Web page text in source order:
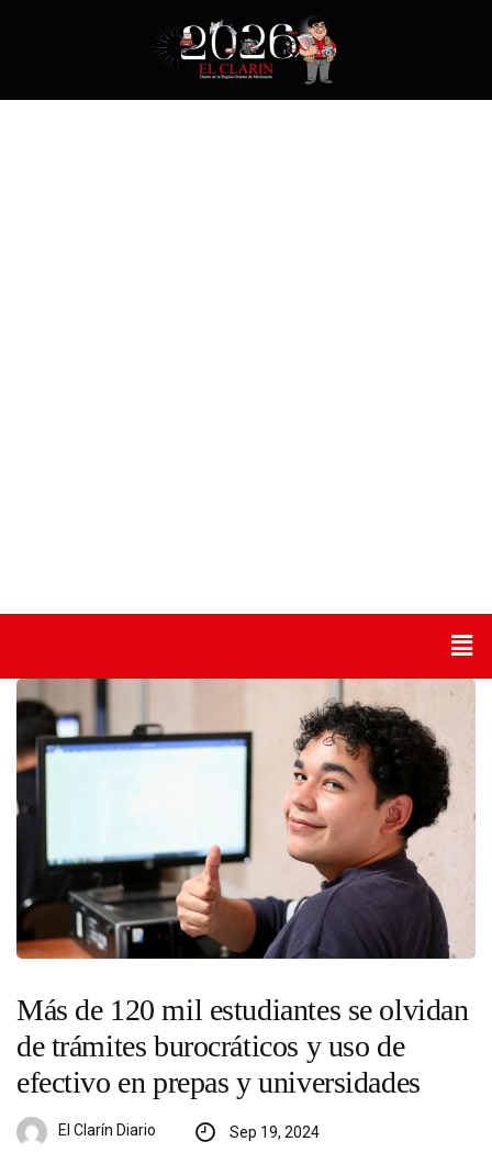
Más de 120 mil estudiantes se olvidan
de trámites burocráticos y uso de
efectivo en prepas y universidades
El Clarín Diario Sep 19, 2024